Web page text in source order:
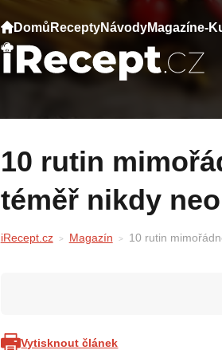
Domů ReceptyNávodyMagazíne-
10 rutin mimořádně zdravých lidí, s nimiž
téměř nikdy
iRecept.cz Magazín 10 rutin
Vytisknout článek